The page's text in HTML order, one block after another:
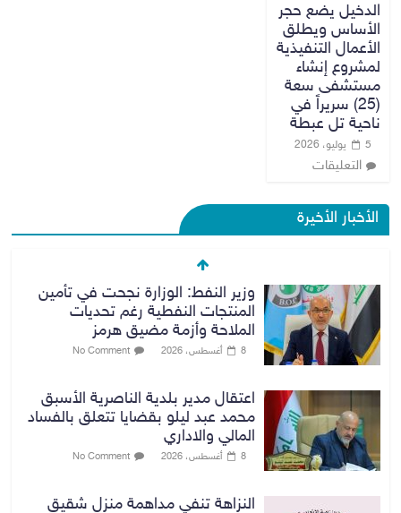
الدخيل يضع حجر
الأساس ويطلق
الأعمال التنفيذية
لمشروع إنشاء
مستشفى سعة
(25) سريراً في
ناحية تل عبطة
5 يوليو، 2026
التعليقات
الأخبار الأخيرة
وزير النفط: الوزارة نجحت في تأمين
المنتجات النفطية رغم تحديات
الملاحة وأزمة مضيق هرمز
8 أغسطس، 2026 No Comment
اعتقال مدير بلدية الناصرية الأسبق
محمد عبد ليلو بقضايا تتعلق بالفساد
المالي والاداري
8 أغسطس، 2026 No Comment
النزاهة تنفي مداهمة منزل شقيق